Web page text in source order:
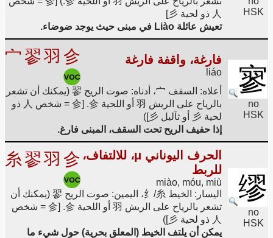
HSK
人 ذو لحية 彡]
تعيش عائلة Liào في مبنى حيث يوجد ضوضاء.
寥
no
HSK
فارغة، واقفة فارغة
liáo
宀翏羽 㐱
أعلاه: السقف 宀، أدناه: صوت الريح 翏 (يمكنك أن تشعر
بالرياح على الريش 羽 أو اللحية 㐱. [㐱 = شخص 人 ذو
لحية 彡 أو ثآليل 彡])
إذا حفيف الريح تحت السقف، المبنى فارغ.
缪
no
HSK
الحرف اليوناني μ، للالتفاف،
للربط
miào, móu, miù
糸翏羽 㐱
اليسار: الخيط 纟/糸، اليمين: صوت الريح 翏 (يمكنك أن
تشعر بالرياح على الريش 羽 أو اللحية 㐱. [㐱 = شخص
人 ذو لحية 彡])
يمكن أن يلتف الخيط (المعلق بحرية) حول شيء ما